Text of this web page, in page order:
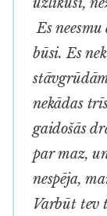
Es
būsi. Es
nekādas
gaidošās
par maz,
nespēja,
Varbūt tev